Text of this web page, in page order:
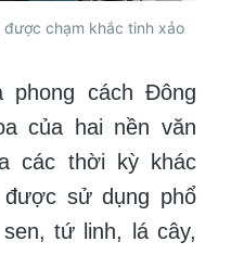
chạm khắc tinh xảo
phong cách Đông
của hai nền văn
các thời kỳ khác
sử dụng phổ
tứ linh, lá cây,